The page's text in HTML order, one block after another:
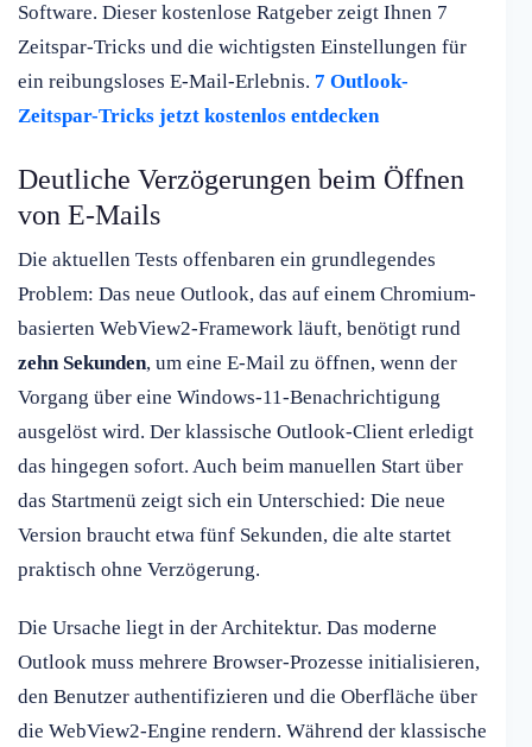
Software. Dieser kostenlose Ratgeber zeigt Ihnen 7
Zeitspar-Tricks und die wichtigsten Einstellungen für
ein reibungsloses E-Mail-Erlebnis. 7 Outlook-
Zeitspar-Tricks jetzt kostenlos entdecken
Deutliche Verzögerungen beim Öffnen
von E-Mails
Die aktuellen Tests offenbaren ein grundlegendes
Problem: Das neue Outlook, das auf einem Chromium-
basierten WebView2-Framework läuft, benötigt rund
zehn Sekunden, um eine E-Mail zu öffnen, wenn der
Vorgang über eine Windows-11-Benachrichtigung
ausgelöst wird. Der klassische Outlook-Client erledigt
das hingegen sofort. Auch beim manuellen Start über
das Startmenü zeigt sich ein Unterschied: Die neue
Version braucht etwa fünf Sekunden, die alte startet
praktisch ohne Verzögerung.
Die Ursache liegt in der Architektur. Das moderne
Outlook muss mehrere Browser-Prozesse initialisieren,
den Benutzer authentifizieren und die Oberfläche über
die WebView2-Engine rendern. Während der klassische